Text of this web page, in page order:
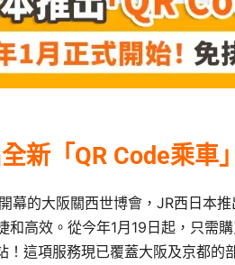
新「QR Code乘車
幕的大阪關西世博會，JR西日本
和高效。從今年1月19日起，只需
！這項服務現已覆蓋大阪及京都的